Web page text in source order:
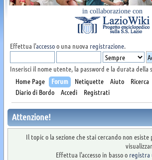
in collaborazione con
Effettua l'accessoo una nuova registrazione.
Inserisci il nome utente, la password e la durata della
Home Page
Forum Netiquette Aiuto Ricerca
Diario di Bordo
Accedi Registrati
Attenzione!
Il topic o la sezione che stai cercando non
Effettua l'accesso in basso o registra